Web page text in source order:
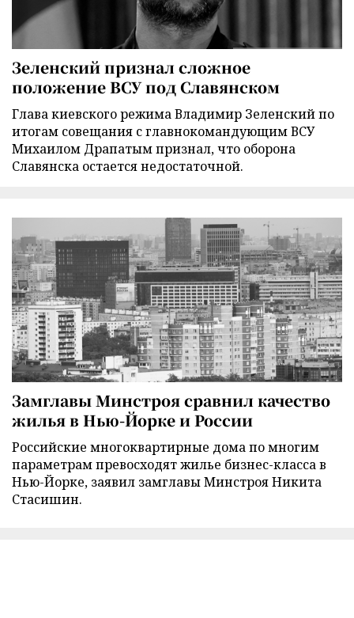
Зеленский признал сложное
положение ВСУ под Славянском
Глава киевского режима Владимир Зеленский по
итогам совещания с главнокомандующим ВСУ
Михаилом Драпатым признал, что оборона
Славянска остается недостаточной.
Замглавы Минстроя сравнил качество
жилья в Нью-Йорке и России
Российские многоквартирные дома по многим
параметрам превосходят жилье бизнес-класса в
Нью-Йорке, заявил замглавы Минстроя Никита
Стасишин.